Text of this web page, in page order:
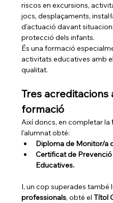
riscos en excursions,
jocs, desplaçaments,
d'actuació davant
protecció dels infants.
És una formació
activitats educatives amb
qualitat.
Tres acreditacions
formació
Així doncs, en completar la
l'alumnat obté:
Diploma de Monitor/a
Certificat de
Educatives.
I, un cop superades també
professionals, obté el Títol